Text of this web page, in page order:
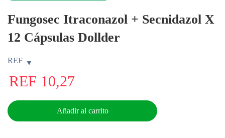
Fungosec Itraconazol + Secnidazol X
12 Cápsulas Dollder
REF
REF 10,27
Añadir al carrito